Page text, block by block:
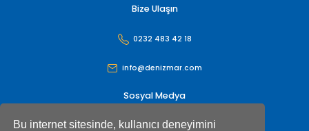
Bu internet sitesinde, kullanıcı deneyimini
Bize Ulaşın
0232 483 42 18
info@denizmar.com
Sosyal Medya